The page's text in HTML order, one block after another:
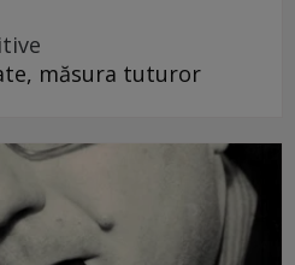
măsura tuturor